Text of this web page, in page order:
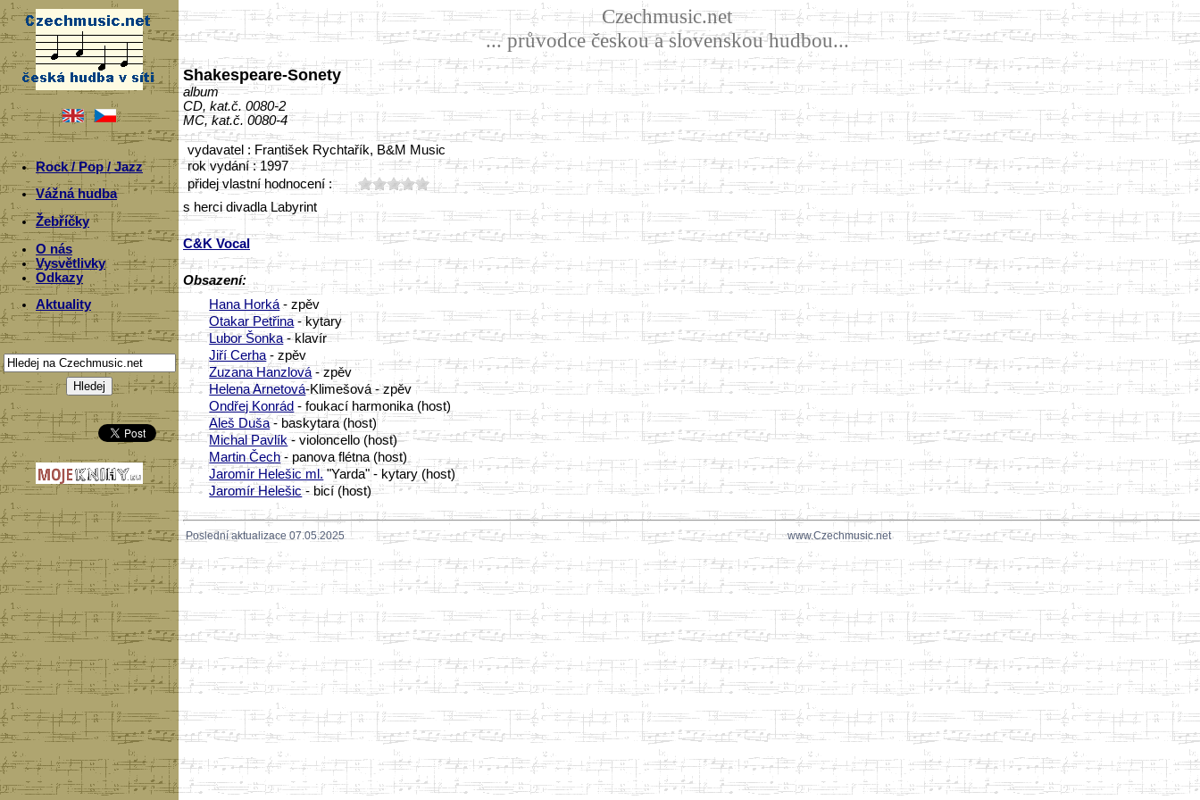
Rock / Pop / Jazz
Vážná hudba
Žebříčky
O nás
Vysvětlivky
Odkazy
Aktuality
Czechmusic.net
... průvodce českou a slovenskou hudbou...
Shakespeare-Sonety
album
CD, kat.č. 0080-2
MC, kat.č. 0080-4
vydavatel : František Rychtařík, B&M Music
rok vydání : 1997
přidej vlastní hodnocení :
s herci divadla Labyrint
C&K Vocal
Obsazení:
Hana Horká- zpěv
Otakar Petřina- kytary
Lubor Šonka- klavír
Jiří Cerha - zpěv
Zuzana Hanzlová - zpěv
Helena Arnetová-Klimešová - zpěv
Ondřej Konrád - foukací harmonika (host)
Aleš Duša- baskytara (host)
Michal Pavlík- violoncello (host)
Martin Čech- panova flétna (host)
Jaromír Helešic ml."Yarda" - kytary (host)
Jaromír Helešic- bicí (host)
Poslední aktualizace 07.05.2025 www.Czechmusic.net